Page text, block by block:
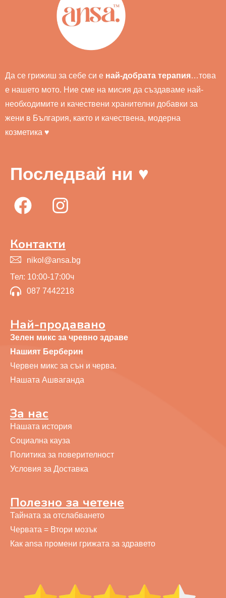
Да се грижиш за себе си е най-добрата терапия…това
е нашето мото. Ние сме на мисия да създаваме най-
необходимите и качествени хранителни добавки за
жени в България, както и качествена, модерна
козметика ♥
Последвай ни ♥
Контакти
nikol@ansa.bg
Тел: 10:00-17:00ч
087 7442218
Най-продавано
Зелен микс за чревно здраве
Нашият Берберин
Червен микс за сън и черва.
Нашата Ашваганда
За нас
Нашата история
Социална кауза
Политика за поверителност
Условия за Доставка
Полезно за четене
Тайната за отслабването
Червата = Втори мозък
Как ansa промени грижата за здравето